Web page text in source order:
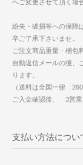
へご変更させて頂く場
紛失・破損等への保障
卒ご了承下さいませ。
ご注文商品重量・梱包
自動返信メールの後、
ります。
（送料は全国一律 260
ご入金確認後、 3営業
支払い方法につい